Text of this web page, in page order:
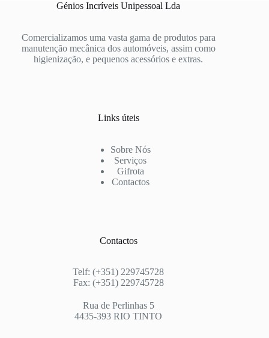
Génios Incríveis Unipessoal Lda
Comercializamos uma vasta gama de produtos para
manutenção mecânica dos automóveis, assim como
higienização, e pequenos acessórios e extras.
Links úteis
Sobre Nós
Serviços
Gifrota
Contactos
Contactos
Telf: (+351) 229745728
Fax: (+351) 229745728
Rua de Perlinhas 5
4435-393 RIO TINTO